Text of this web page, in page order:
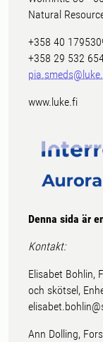
Natural
+358 40
+358 29 532
www.luke.fi
Denna sida är
Kontakt:
Elisabet Bohlin,
och skötsel,
Ann Dolling,